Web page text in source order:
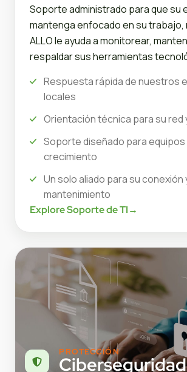
Soporte administrado para que su
mantenga enfocado en su trabajo,
ALLO le ayuda a monitorear,
respaldar sus herramientas
Respuesta rápida de nuestros
locales
Orientación técnica para su red
Soporte diseñado para equipos
crecimiento
Un solo aliado para su conexión
mantenimiento
Explore Soporte de TI→
PROTECCIÓN
Ciberseguridad